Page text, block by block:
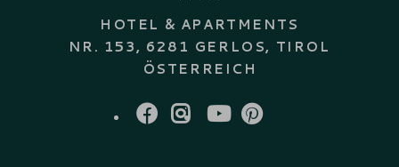
HOTEL & APARTMENTS
NR. 153, 6281 GERLOS, TIROL
ÖSTERREICH